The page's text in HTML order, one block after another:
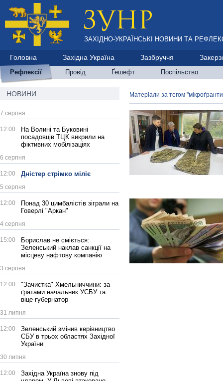
ЗАХІДНО-УКРАЇНСЬКІ НОВИНИ ТА
Головна Західна Україна Зазбруччя
Рефлексії Провід Ґешефт Поспільство
НОВИНИ
7 серпня
12:00
На Волині та Буковині
посадовців ТЦК викрили на
фіктивних мобілізаціях
6 серпня
12:00 Дністер стрімко міліє
5 серпня
12:00
Понад 30 цимбалістів зіграли на
Говерлі "Аркан"
4 серпня
15:00
Борислав не сміється:
Зеленський наклав санкції на
місцеву нафтову компанію
3 серпня
12:00
"Зачистка" Хмельниччини: за
ґратами начальник УСБУ та
віце-губернатор
31 липня
12:00
Зеленський змінив керівництво
СБУ в трьох областях Західної
України
30 липня
12:00
Західна Україна знову під
Матеріали за тегом